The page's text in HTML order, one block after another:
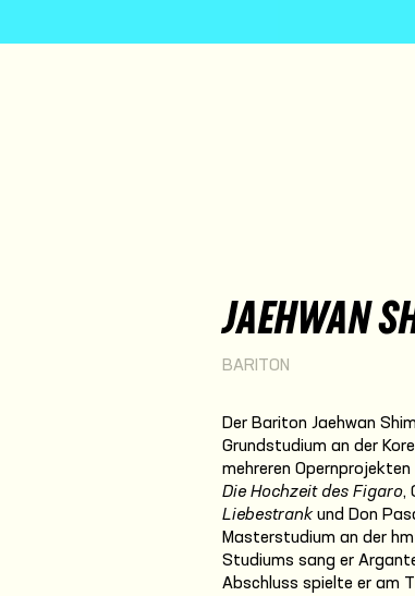
JAEHWAN
BARITON
Der Bariton Jaehwan
Grundstudium an der
mehreren Opernprojekten
Die Hochzeit des Figaro,
Liebestrankund Don
Masterstudium an der
Studiums sang er
Abschluss spielte er am